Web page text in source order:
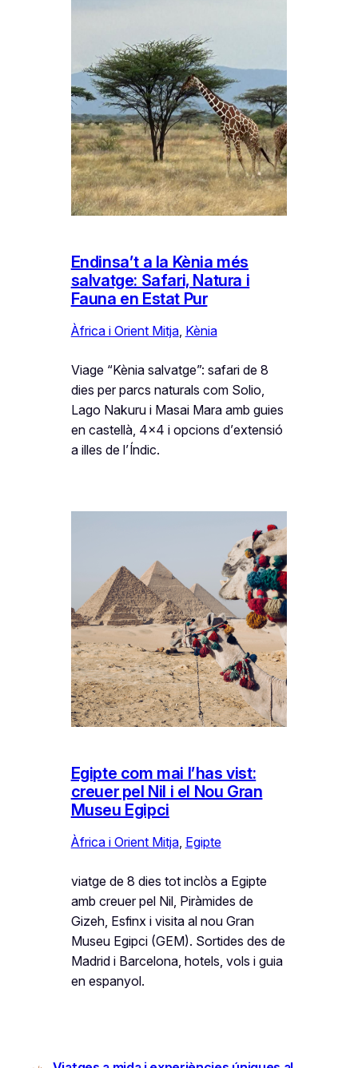
Endinsa’t a la Kènia més
salvatge: Safari, Natura i
Fauna en Estat Pur
Àfrica i Orient Mitja, Kènia
Viage “Kènia salvatge”: safari de 8
dies per parcs naturals com Solio,
Lago Nakuru i Masai Mara amb guies
en castellà, 4×4 i opcions d’extensió
a illes de l’Índic.
Egipte com mai l’has vist:
creuer pel Nil i el Nou Gran
Museu Egipci
Àfrica i Orient Mitja, Egipte
viatge de 8 dies tot inclòs a Egipte
amb creuer pel Nil, Piràmides de
Gizeh, Esfinx i visita al nou Gran
Museu Egipci (GEM). Sortides des de
Madrid i Barcelona, hotels, vols i guia
en espanyol.